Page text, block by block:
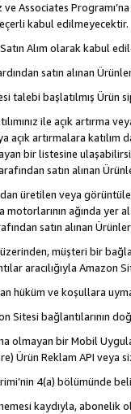
Associates
kabul edilmeyecektir.
Alım olarak kabul
satın alınan
talebi başlatılmış Ürün
ile açık artırma
açık artırmalara
bir listesine
satın alınan
üretilen veya
ağında yer
satın alınan
üzerinden, müşteri bir
aracılığıyla Amazon
hüküm ve koşullara
Sitesi bağlantılarının
olmayan bir Mobil
Ürün Reklam API
4(a) bölümünde
kaydıyla, abonelik